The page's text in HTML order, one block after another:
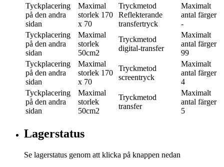
Tyckplacering
på den andra
sidan
Maximal
storlek 170
x 70
Tryckmetod
Reflekterande
transfertryck
Maximalt
antal färger
-
Tyckplacering
på den andra
sidan
Maximal
storlek
50cm2
Tryckmetod
digital-transfer
Maximalt
antal färger
99
Tyckplacering
på den andra
sidan
Maximal
storlek 170
x 70
Tryckmetod
screentryck
Maximalt
antal färger
4
Tyckplacering
på den andra
sidan
Maximal
storlek
50cm2
Tryckmetod
transfer
Maximalt
antal färger
5
Lagerstatus
Se lagerstatus genom att klicka på knappen nedan